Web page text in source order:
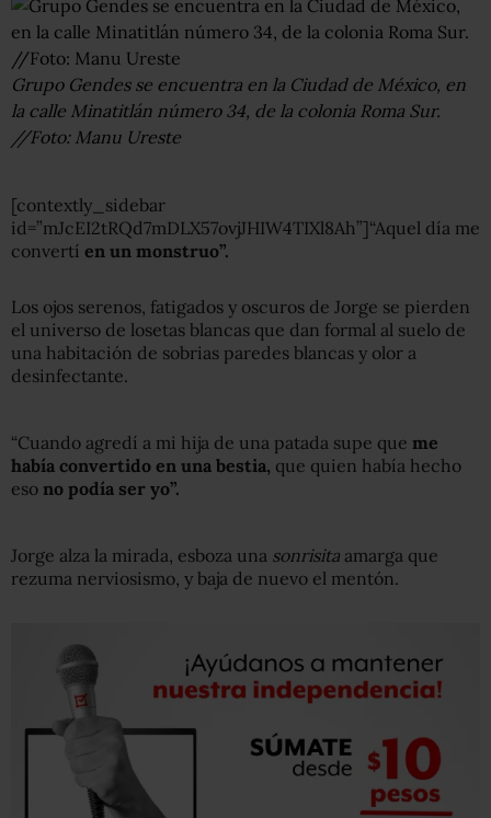
Grupo Gendes se encuentra en la Ciudad de México, en
la calle Minatitlán número 34, de la colonia Roma Sur.
//Foto: Manu Ureste
[contextly_sidebar
id=”mJcEI2tRQd7mDLX57ovjJHIW4TIXl8Ah”]“Aquel día me
convertí en un monstruo”.
Los ojos serenos, fatigados y oscuros de Jorge se pierden
el universo de losetas blancas que dan formal al suelo de
una habitación de sobrias paredes blancas y olor a
desinfectante.
“Cuando agredí a mi hija de una patada supe que me
había convertido en una bestia, que quien había hecho
eso no podía ser yo”.
Jorge alza la mirada, esboza una sonrisita amarga que
rezuma nerviosismo, y baja de nuevo el mentón.